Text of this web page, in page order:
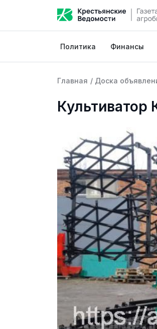
Политика Финансы
Главная / Доска
Культиватор